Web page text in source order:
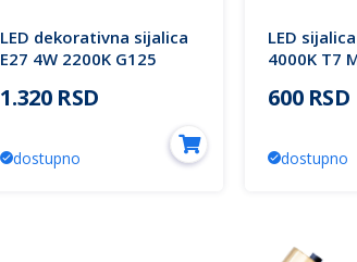
LED dekorativna sijalica
E27 4W 2200K G125
1.320 RSD
dostupno
LED
4000K T7
600 RSD
dostupno